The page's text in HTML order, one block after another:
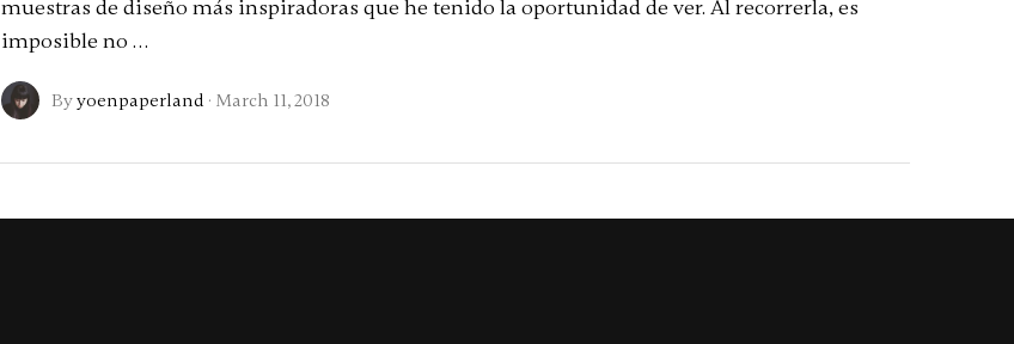
muestras de diseño más inspiradoras que he tenido la oportunidad de ver. Al recorrerla, es
imposible no …
Byyoenpaperland · March 11, 2018